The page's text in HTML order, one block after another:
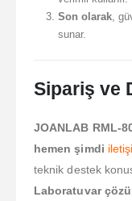
Son olarak,
sunar.
Sipariş ve
JOANLAB RML-
hemen şimdi
teknik destek
Laboratuvar